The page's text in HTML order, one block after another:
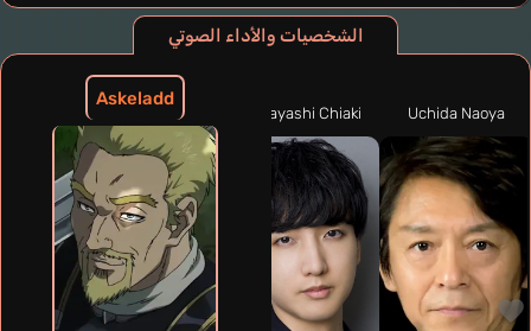
الشخصيات والأداء الصوتي
Askeladd
Uchida Naoya
Kobayashi Chiaki
Kawase Maki